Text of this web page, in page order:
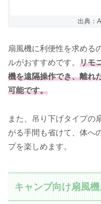
出典：
扇風機に利便性を求める
ルがおすすめです。 リモ
機を遠隔操作でき、離れ
可能です。
また、吊り下げタイプの
がる手間も省けて、体へ
プを楽しめます。
キャンプ向け扇風